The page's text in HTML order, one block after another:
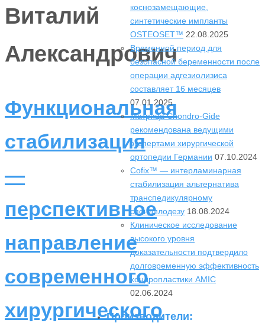
Виталий
Александрович
Функциональная
стабилизация
—
перспективное
направление
современного
хирургического
коснозамещающие,
синтетические импланты
OSTEOSET™ 22.08.2025
Временной период для
безопасной беременности после
операции адгезиолизиса
составляет 16 месяцев
07.01.2025
Матрица Chondro-Gide
рекомендована ведущими
экспертами хирургической
ортопедии Германии 07.10.2024
Cofix™ — интерламинарная
стабилизация альтернатива
транспедикулярному
спондилодезу 18.08.2024
Клиническое исследование
высокого уровня
доказательности подтвердило
долговременную эффективность
хондропластики AMIC
02.06.2024
Производители: